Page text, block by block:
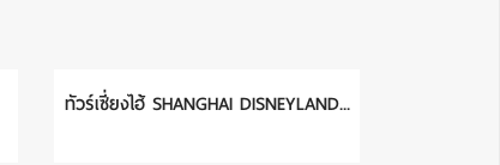
ทัวร์เซี่ยงไฮ้ SHANGHAI DISNEYLAND...